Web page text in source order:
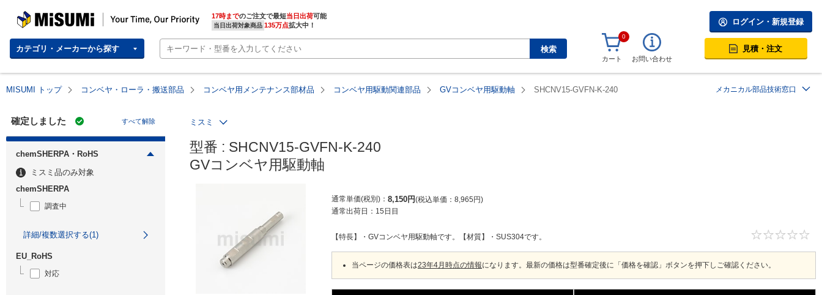
MISUMI | Your Time, Our Priority 17時までのご注文で最短当日出荷
当日出荷対象商品 135万点拡大中！
カテゴリ・メーカーから探す 検索
ログイン・新規登録
0
カート お問い合わせ
見積・注文
MISUMI トップ コンベヤ・ローラ・搬送部品 コンベヤ用メンテナンス部材品 コンベヤ用駆動関連部品 GVコンベヤ用駆動軸 SHCNV15-GVFN-K-240 メカニカル部品技術窓口
確定しました すべて解除
chemSHERPA・RoHS
ミスミ品のみ対象
chemSHERPA
調査中
詳細/複数選択する(1)
EU_RoHS
対応
ミスミ
型番 : SHCNV15-GVFN-K-240
GVコンベヤ用駆動軸
通常単価(税別) 8,150円 税込単価 8,965円
通常出荷日： 15日目
【特長】・GVコンベヤ用駆動軸です。【材質】・SUS304です。
当ページの価格表は23年4月時点の情報になります。最新の価格は型番確定後に「価格を確認」ボタンを押下しご確認ください。